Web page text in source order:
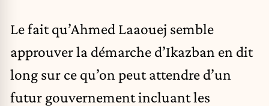
Le fait qu’Ahmed Laaouej semble
approuver la démarche d’Ikazban en dit
long sur ce qu’on peut attendre d’un
futur gouvernement incluant les